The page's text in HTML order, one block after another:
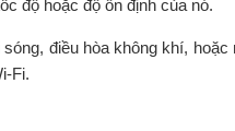
độ hoặc độ ổn định của nó.
điều hòa không khí,
Fi.